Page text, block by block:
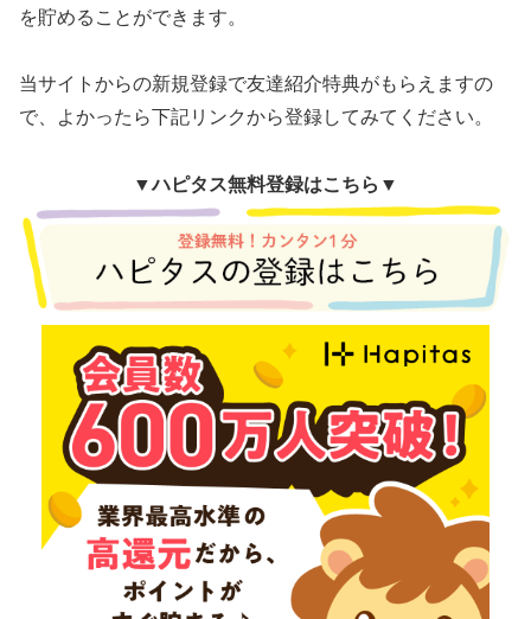
を貯めることができます。
当サイトからの新規登録で友達紹介特典がもらえますの
で、よかったら下記リンクから登録してみてください。
▼ハピタス無料登録はこちら▼